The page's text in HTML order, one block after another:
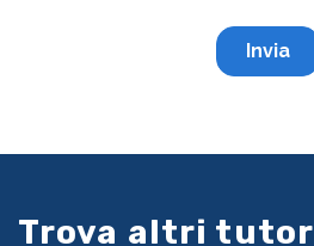
Trova altri tutor